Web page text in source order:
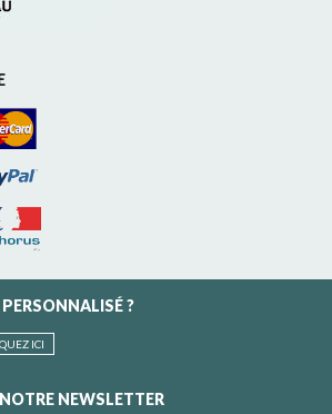
?
ICI
NEWSLETTER